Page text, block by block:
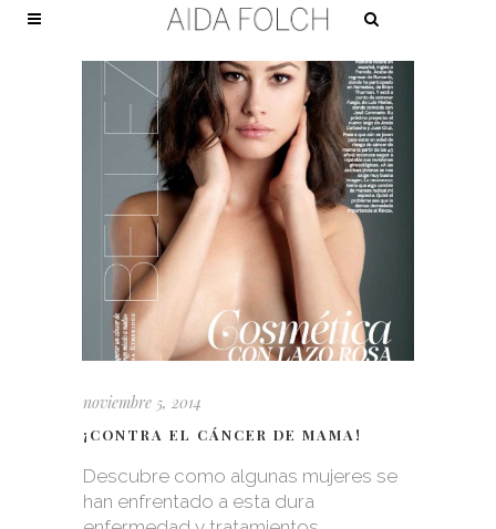
noviembre 5, 2014
¡CONTRA EL CÁNCER DE MAMA!
Descubre como algunas mujeres se
han enfrentado a esta dura